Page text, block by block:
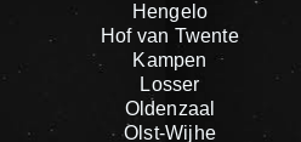
Hengelo
Hof van Twente
Kampen
Losser
Oldenzaal
Olst-Wijhe